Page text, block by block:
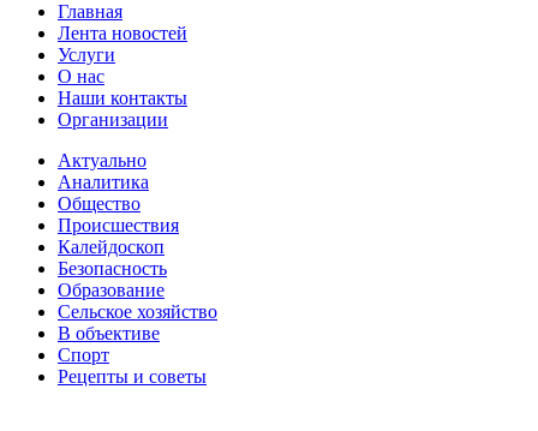
Главная
Лента новостей
Услуги
О нас
Наши контакты
Организации
Актуально
Аналитика
Общество
Происшествия
Калейдоскоп
Безопасность
Образование
Сельское хозяйство
В объективе
Спорт
Рецепты и советы